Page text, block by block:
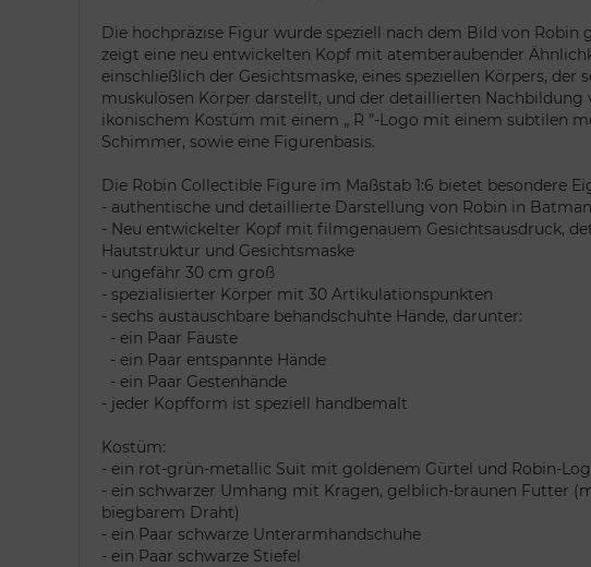
Die hochpräzise Figur wurde speziell nach dem Bild von Robin
zeigt eine neu entwickelten Kopf mit atemberaubender
einschließlich der Gesichtsmaske, eines speziellen Körpers, der
muskulösen Körper darstellt, und der detaillierten Nachbildung
ikonischem Kostüm mit einem „ R ”-Logo mit einem subtilen
Schimmer, sowie eine Figurenbasis.
Die Robin Collectible Figure im Maßstab 1:6 bietet besondere
- authentische und detaillierte Darstellung von Robin in
- Neu entwickelter Kopf mit filmgenauem Gesichtsausdruck,
Hautstruktur und Gesichtsmaske
- ungefähr 30 cm groß
- spezialisierter Körper mit 30 Artikulationspunkten
- sechs austauschbare behandschuhte Hände, darunter:
- ein Paar Fäuste
- ein Paar entspannte Hände
- ein Paar Gestenhände
- jeder Kopfform ist speziell handbemalt
Kostüm:
- ein rot-grün-metallic Suit mit goldenem Gürtel und Robin-
- ein schwarzer Umhang mit Kragen, gelblich-braunen Futter
biegbarem Draht)
- ein Paar schwarze Unterarmhandschuhe
- ein Paar schwarze Stiefel